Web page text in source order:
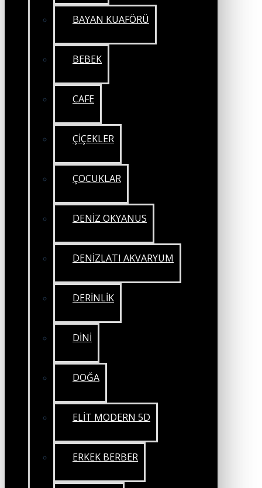
BAYAN KUAFÖRÜ
BEBEK
CAFE
ÇİÇEKLER
ÇOCUKLAR
DENİZ OKYANUS
DENİZLATI AKVARYUM
DERİNLİK
DİNİ
DOĞA
ELİT MODERN 5D
ERKEK BERBER